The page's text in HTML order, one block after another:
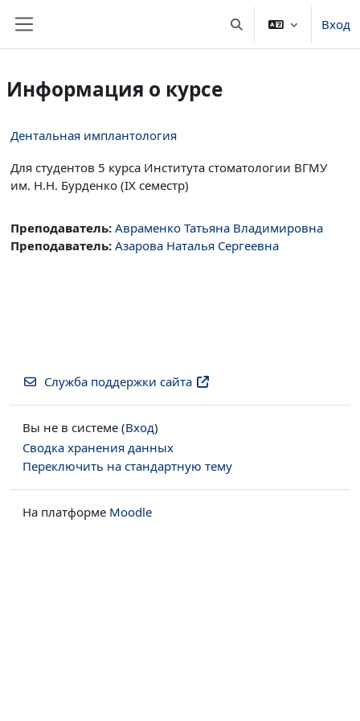
Изменить данныеВход
Информация о курсе
Дентальная имплантология
Для студентов 5 курса Института стоматологии ВГМУ
им. Н.Н. Бурденко (IX семестр)
Преподаватель: Авраменко Татьяна Владимировна
Преподаватель: Азарова Наталья Сергеевна
Служба поддержки сайта
Вы не в системе (Вход)
Сводка хранения данных
Переключить на стандартную тему
На платформе Moodle